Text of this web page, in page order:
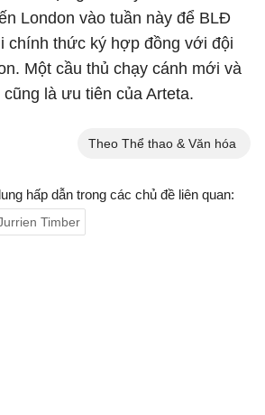
London vào tuần này để BLĐ
chính thức ký hợp đồng với đội
Một cầu thủ chạy cánh mới và
là ưu tiên của Arteta.
Theo Thể thao & Văn hóa
hấp dẫn trong các chủ đề liên quan:
Timber